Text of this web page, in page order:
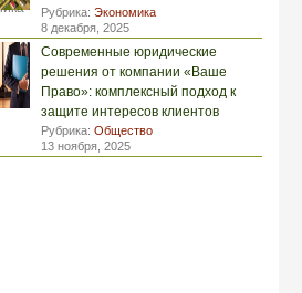
Рубрика: Экономика
8 декабря, 2025
Современные юридические
решения от компании «Ваше
Право»: комплексный подход к
защите интересов клиентов
Рубрика: Общество
13 ноября, 2025